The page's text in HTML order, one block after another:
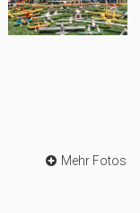
Mehr Fotos